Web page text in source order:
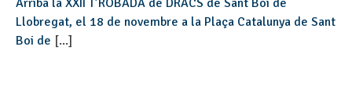
Llobregat, el 18 de novembre a la Plaça Catalunya de Sant
Boi de [...]